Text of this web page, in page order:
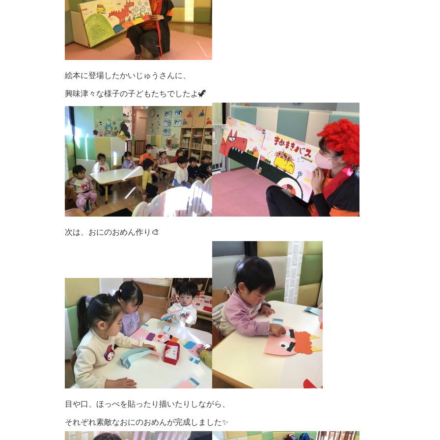
絵本に登場したかいじゅうさんに、
興味津々な様子の子どもたちでしたよ🦖
次は、おにのおめん作り🎨
目や口、ほっぺを貼ったり描いたりしながら、
それぞれ素敵なおにのおめんが完成しました✨